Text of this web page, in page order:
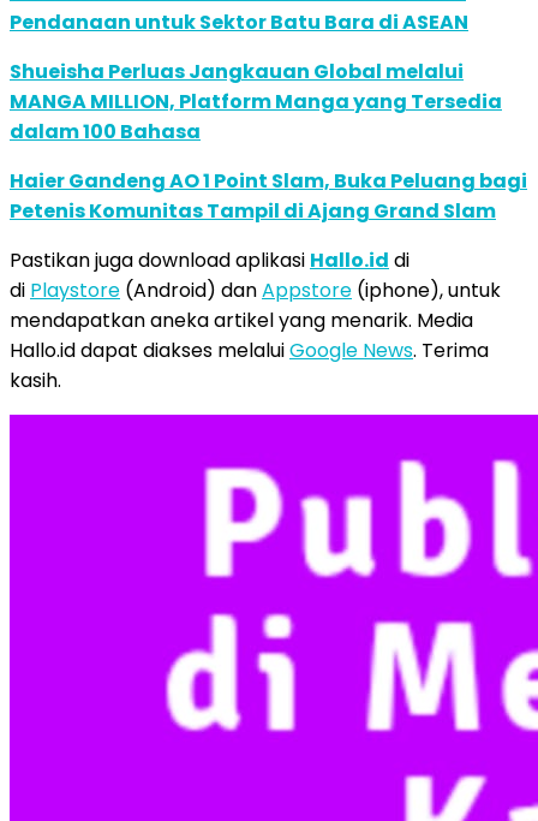
Pendanaan untuk Sektor Batu Bara di ASEAN
Shueisha Perluas Jangkauan Global melalui
MANGA MILLION, Platform Manga yang Tersedia
dalam 100 Bahasa
Haier Gandeng AO 1 Point Slam, Buka Peluang bagi
Petenis Komunitas Tampil di Ajang Grand Slam
Pastikan juga download aplikasi Hallo.id di
di Playstore (Android) danAppstore (iphone), untuk
mendapatkan aneka artikel yang menarik. Media
Hallo.id dapat diakses melaluiGoogle News. Terima
kasih.